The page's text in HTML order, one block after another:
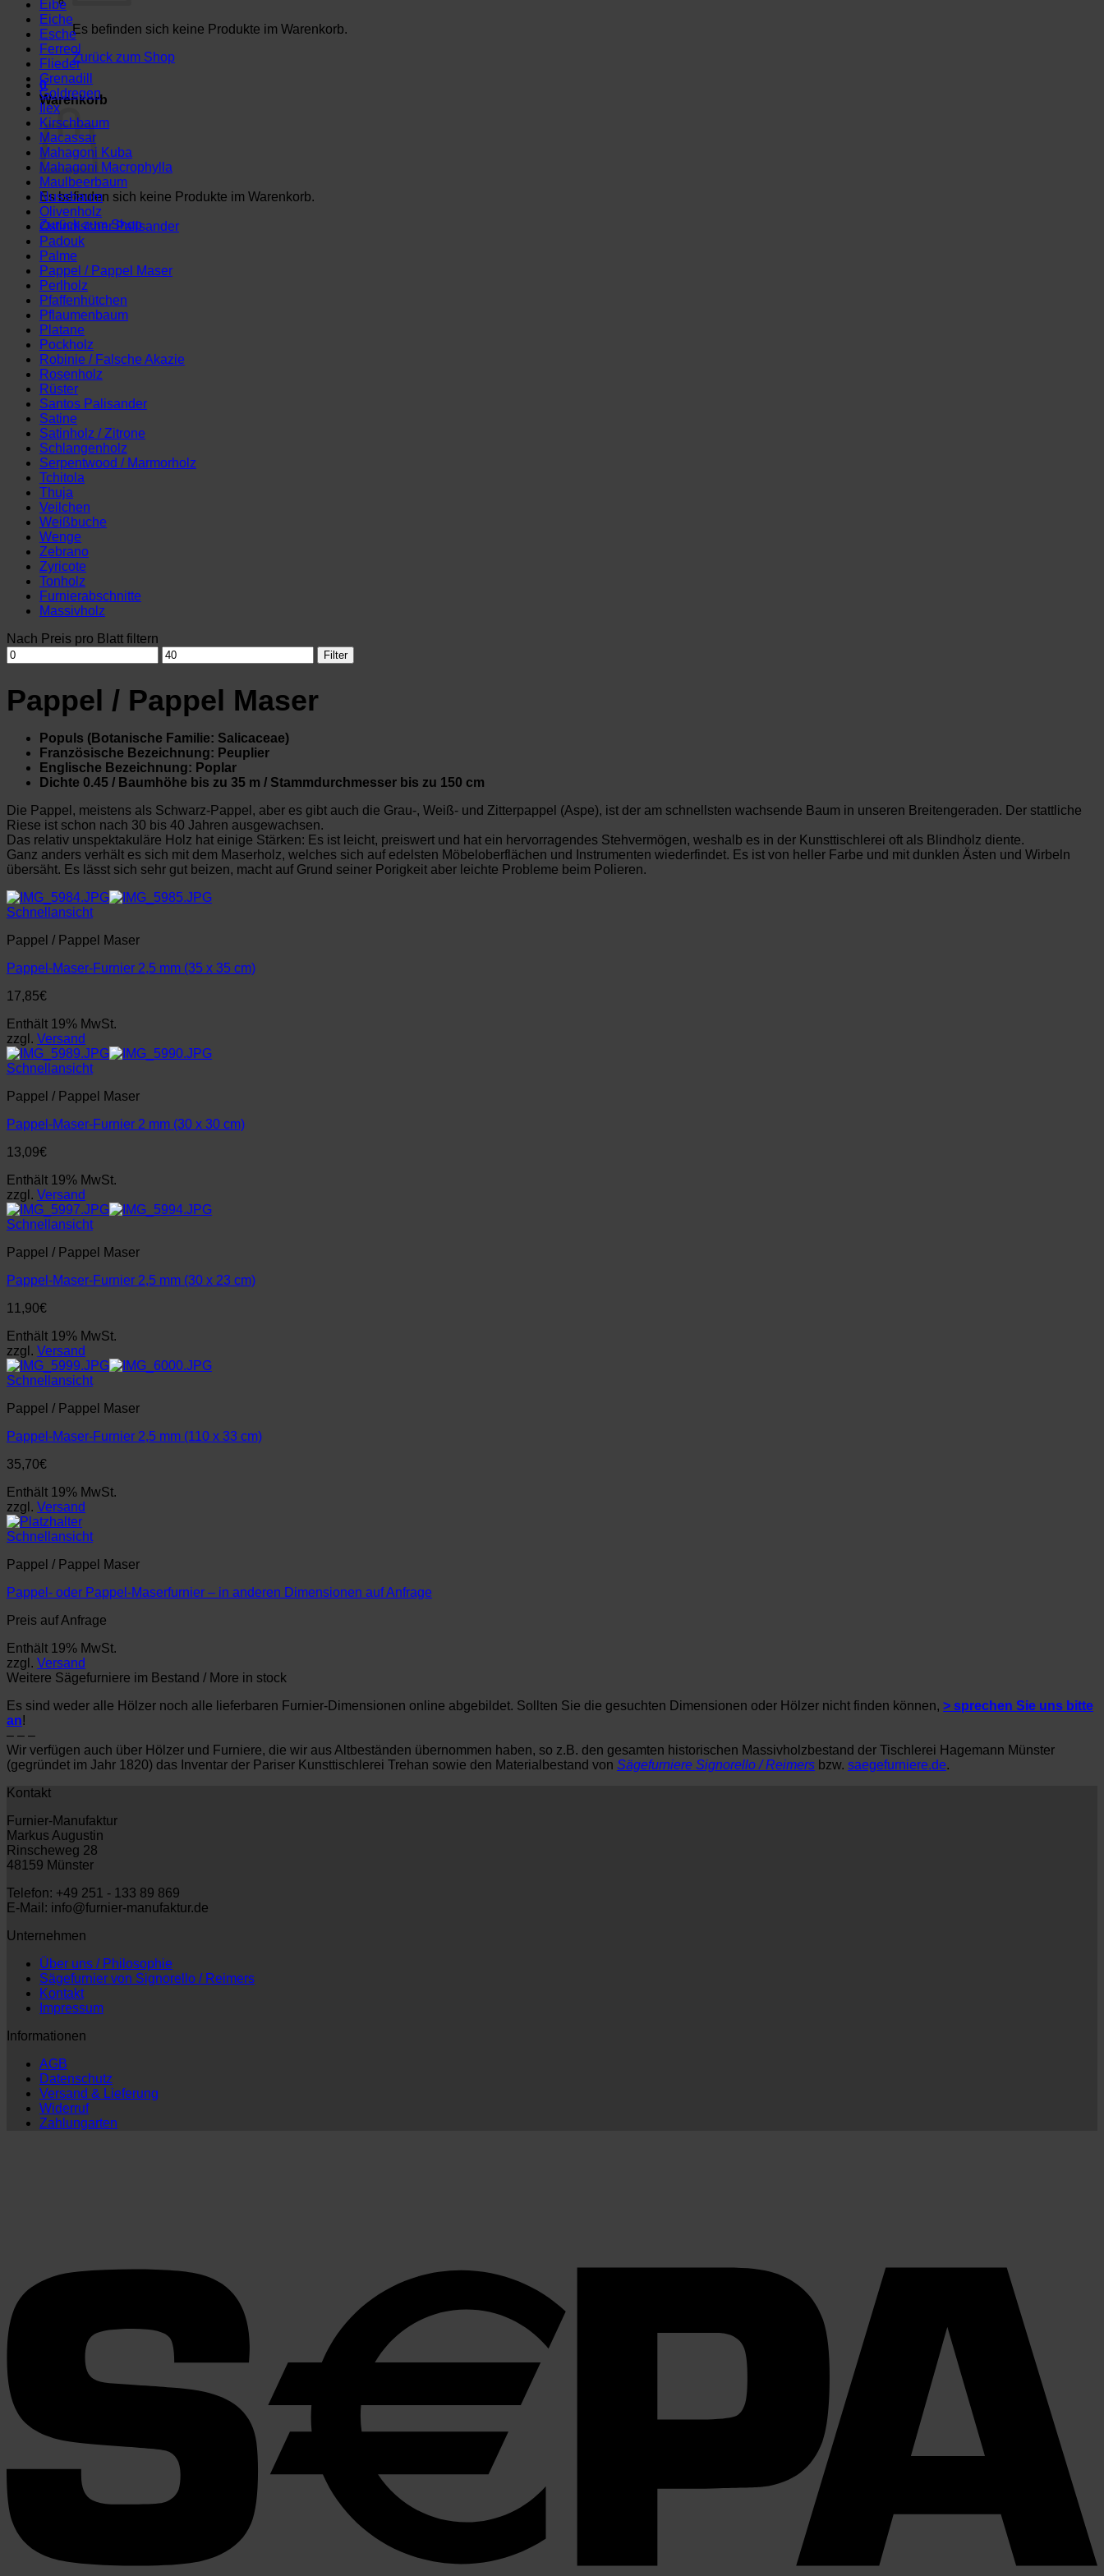
Es befinden sich keine Produkte im Warenkorb.
Zurück zum Shop
0
Warenkorb
Es befinden sich keine Produkte im Warenkorb.
Zurück zum Shop
Eibe
Eiche
Esche
Ferreol
Flieder
Grenadill
Goldregen
Ilex
Kirschbaum
Macassar
Mahagoni Kuba
Mahagoni Macrophylla
Maulbeerbaum
Nussbaum
Olivenholz
Ostindischer Palisander
Padouk
Palme
Pappel / Pappel Maser
Perlholz
Pfaffenhütchen
Pflaumenbaum
Platane
Pockholz
Robinie / Falsche Akazie
Rosenholz
Rüster
Santos Palisander
Satine
Satinholz / Zitrone
Schlangenholz
Serpentwood / Marmorholz
Tchitola
Thuja
Veilchen
Weißbuche
Wenge
Zebrano
Zyricote
Tonholz
Furnierabschnitte
Massivholz
Nach Preis pro Blatt filtern
Min.
Preis
Max.
Preis
Filter
Pappel / Pappel Maser
Populs (Botanische Familie: Salicaceae)
Französische Bezeichnung: Peuplier
Englische Bezeichnung: Poplar
Dichte 0.45 / Baumhöhe bis zu 35 m / Stammdurchmesser bis zu 150 cm
Die Pappel, meistens als Schwarz-Pappel, aber es gibt auch die Grau-, Weiß- und Zitterpappel (Aspe), ist der am schnellsten wachsende Baum in unseren Breitengeraden. Der stattliche
Riese ist schon nach 30 bis 40 Jahren ausgewachsen.
Das relativ unspektakuläre Holz hat einige Stärken: Es ist leicht, preiswert und hat ein hervorragendes Stehvermögen, weshalb es in der Kunsttischlerei oft als Blindholz diente.
Ganz anders verhält es sich mit dem Maserholz, welches sich auf edelsten Möbeloberflächen und Instrumenten wiederfindet. Es ist von heller Farbe und mit dunklen Ästen und Wirbeln
übersäht. Es lässt sich sehr gut beizen, macht auf Grund seiner Porigkeit aber leichte Probleme beim Polieren.
Schnellansicht
Pappel / Pappel Maser
Pappel-Maser-Furnier 2,5 mm (35 x 35 cm)
17,85€
Enthält 19% MwSt.
zzgl. Versand
Schnellansicht
Pappel / Pappel Maser
Pappel-Maser-Furnier 2 mm (30 x 30 cm)
13,09€
Enthält 19% MwSt.
zzgl. Versand
Schnellansicht
Pappel / Pappel Maser
Pappel-Maser-Furnier 2,5 mm (30 x 23 cm)
11,90€
Enthält 19% MwSt.
zzgl. Versand
Schnellansicht
Pappel / Pappel Maser
Pappel-Maser-Furnier 2,5 mm (110 x 33 cm)
35,70€
Enthält 19% MwSt.
zzgl. Versand
Schnellansicht
Pappel / Pappel Maser
Pappel- oder Pappel-Maserfurnier – in anderen Dimensionen auf Anfrage
Preis auf Anfrage
Enthält 19% MwSt.
zzgl. Versand
Weitere Sägefurniere im Bestand / More in stock
Es sind weder alle Hölzer noch alle lieferbaren Furnier-Dimensionen online abgebildet. Sollten Sie die gesuchten Dimensionen oder Hölzer nicht finden können, > sprechen Sie uns bitte
an!
– – –
Wir verfügen auch über Hölzer und Furniere, die wir aus Altbeständen übernommen haben, so z.B. den gesamten historischen Massivholzbestand der Tischlerei Hagemann Münster
(gegründet im Jahr 1820) das Inventar der Pariser Kunsttischlerei Trehan sowie den Materialbestand von Sägefurniere Signorello / Reimers bzw. saegefurniere.de.
Kontakt
Furnier-Manufaktur
Markus Augustin
Rinscheweg 28
48159 Münster
Telefon: +49 251 - 133 89 869
E-Mail: info@furnier-manufaktur.de
Unternehmen
Über uns / Philosophie
Sägefurnier von Signorello / Reimers
Kontakt
Impressum
Informationen
AGB
Datenschutz
Versand & Lieferung
Widerruf
Zahlungarten